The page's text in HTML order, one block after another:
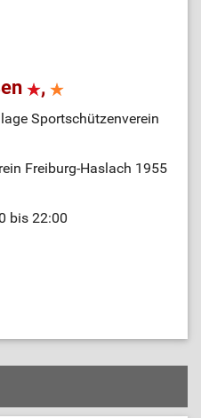
,
Sportschützenverein
Freiburg-Haslach 1955
bis 22:00